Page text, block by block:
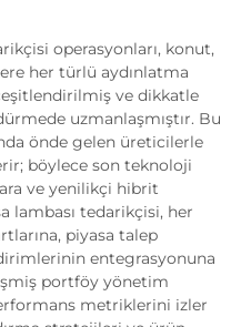
operasyonları, konut,
her türlü aydınlatma
ve dikkatle
uzmanlaşmıştır. Bu
önde gelen üreticilerle
böylece son teknoloji
ve yenilikçi hibrit
lambası tedarikçisi, her
piyasa talep
entegrasyonuna
portföy yönetim
metriklerini izler